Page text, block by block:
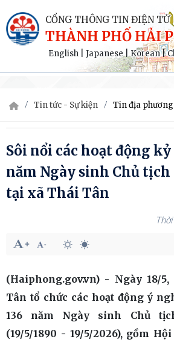
CỔNG THÔNG TIN ĐIỆN TỬ
THÀNH PHỐ HẢI
English Japanese|Korean|
Tin tức - Sự kiện Tin địa phương
Sôi nổi các hoạt động kỷ
năm Ngày sinh Chủ
tại xã Thái Tân
(Haiphong.gov.vn) - Ngày 18/
Tân tổ chức các hoạt động ý
136 năm Ngày sinh Chủ
(19/5/1890 - 19/5/2026), gồm